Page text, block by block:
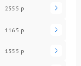
2555 р
1165 р
1555 р